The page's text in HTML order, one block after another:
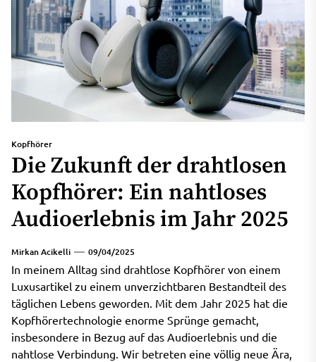
Kopfhörer
Die Zukunft der drahtlosen
Kopfhörer: Ein nahtloses
Audioerlebnis im Jahr 2025
Mirkan Acikelli 09/04/2025
In meinem Alltag sind drahtlose Kopfhörer von einem
Luxusartikel zu einem unverzichtbaren Bestandteil des
täglichen Lebens geworden. Mit dem Jahr 2025 hat die
Kopfhörertechnologie enorme Sprünge gemacht,
insbesondere in Bezug auf das Audioerlebnis und die
nahtlose Verbindung. Wir betreten eine völlig neue Ära,